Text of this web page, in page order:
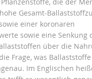
Gesamt-
einer koronaren
sowie eine Senkung
über die
Frage, was Ballaststoffe
Im Englischen